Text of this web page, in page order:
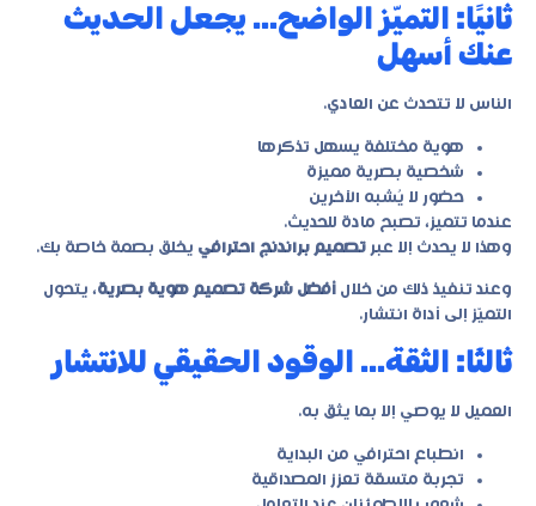
ثانيًا: التميّز الواضح… يجعل الحديث
عنك أسهل
الناس لا تتحدث عن العادي.
هوية مختلفة يسهل تذكرها
شخصية بصرية مميزة
حضور لا يُشبه الآخرين
عندما تتميز، تصبح مادة للحديث.
وهذا لا يحدث إلا عبر تصميم براندنج احترافي يخلق بصمة خاصة بك.
وعند تنفيذ ذلك من خلال أفضل شركة تصميم هوية بصرية، يتحول
التميّز إلى أداة انتشار.
ثالثًا: الثقة… الوقود الحقيقي للانتشار
العميل لا يوصي إلا بما يثق به.
انطباع احترافي من البداية
تجربة متسقة تعزز المصداقية